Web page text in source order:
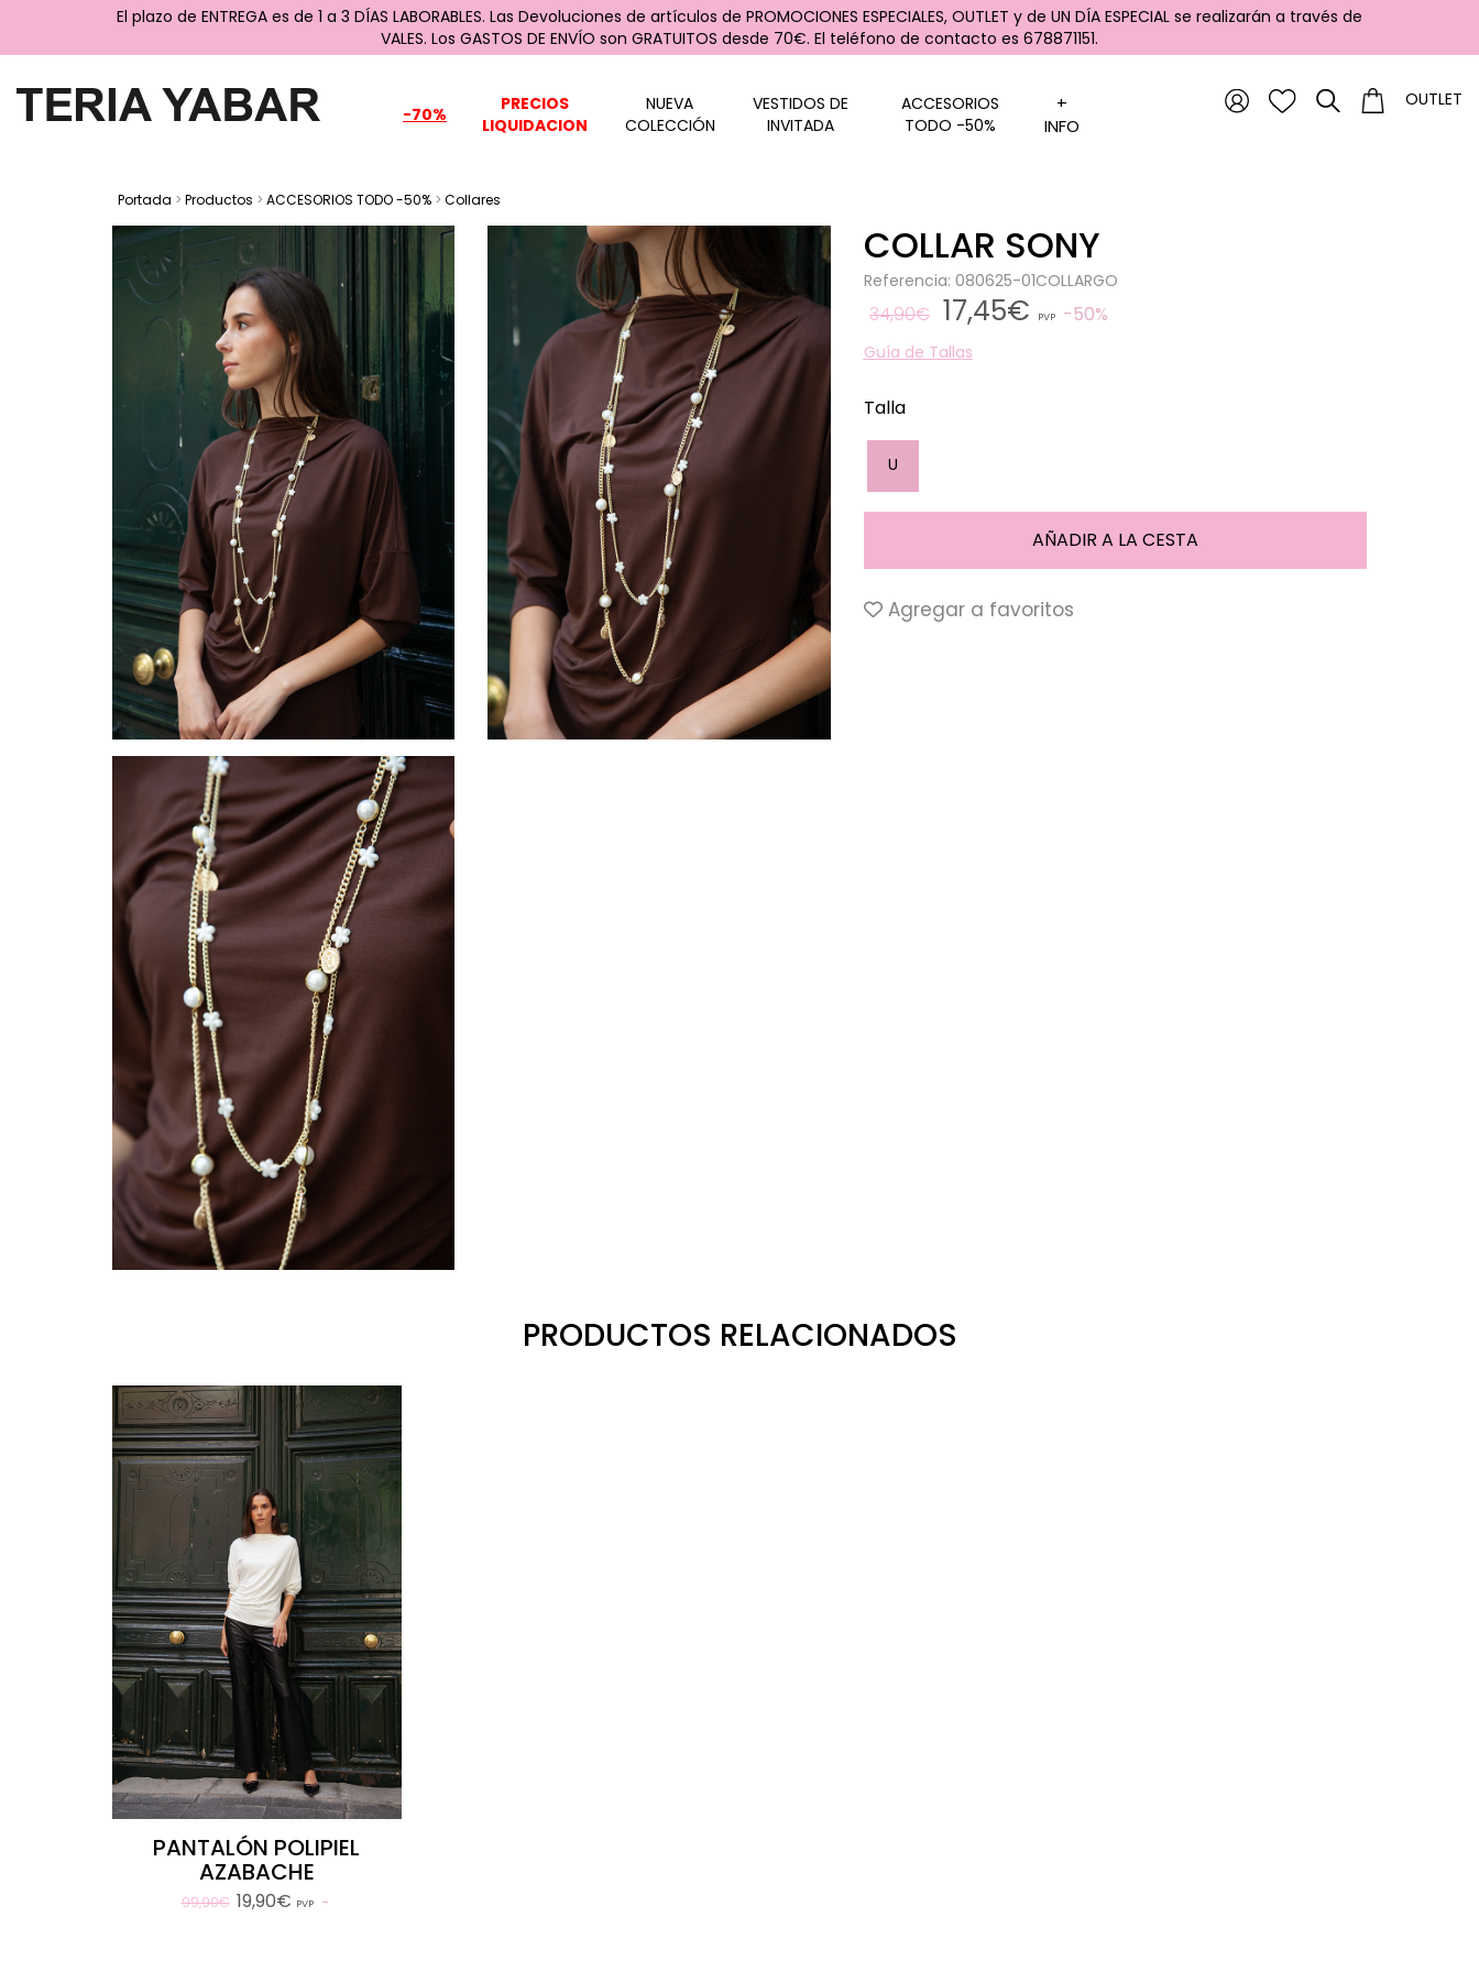
El plazo de ENTREGA es de 1 a 3 DÍAS LABORABLES. Las Devoluciones de artículos de PROMOCIONES ESPECIALES, OUTLET y de UN DÍA ESPECIAL se realizarán a través de
VALES. Los GASTOS DE ENVÍO son GRATUITOS desde 70€. El teléfono de contacto es 678871151.
OUTLET
-70%
PRECIOS
LIQUIDACION
NUEVA
COLECCIÓN
VESTIDOS DE
INVITADA
ACCESORIOS
TODO -50%
+
INFO
Portada > Productos > ACCESORIOS TODO -50% > Collares
COLLAR SONY
Referencia: 080625-01COLLARGO
34,90€ 17,45€ PVP 50%
Guía de Tallas
Talla
U
Agregar a favoritos
PRODUCTOS RELACIONADOS
PANTALÓN POLIPIEL
AZABACHE
99,90€ 19,90€ PVP